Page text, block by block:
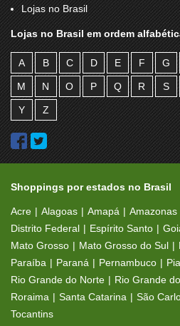
Lojas no Brasil
Lojas no Brasil em ordem
A B C D E F G
M N O P Q R S
Y Z
Shoppings por estados no Brasil
Acre Alagoas Amapá Amazonas
Distrito Federal
Espírito Santo
Mato Grosso
Mato Grosso do Sul
Paraíba
Paraná Pernambuco
Rio Grande do Norte
Rio Grande
Roraima
Santa Catarina São
Tocantins